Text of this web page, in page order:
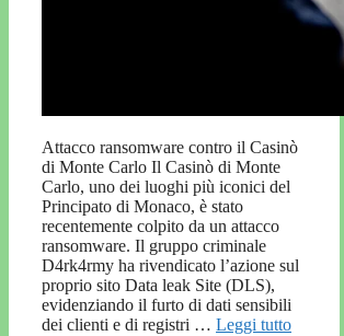
Attacco ransomware contro il Casinò
di Monte Carlo Il Casinò di Monte
Carlo, uno dei luoghi più iconici del
Principato di Monaco, è stato
recentemente colpito da un attacco
ransomware. Il gruppo criminale
D4rk4rmy ha rivendicato l’azione sul
proprio sito Data leak Site (DLS),
evidenziando il furto di dati sensibili
dei clienti e di registri … Leggi tutto